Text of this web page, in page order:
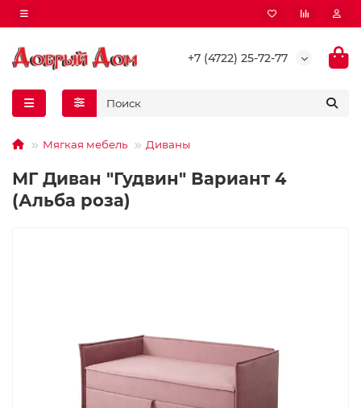
+7 (4722) 25-72-77
Мягкая мебель Диваны
МГ Диван "Гудвин" Вариант 4
(Альба роза)